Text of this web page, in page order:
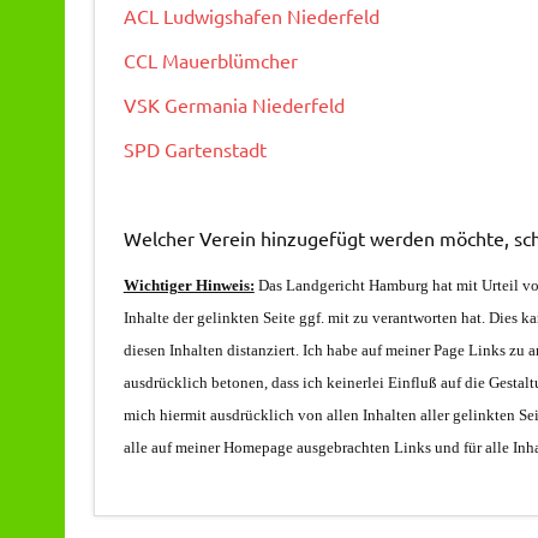
ACL Ludwigshafen Niederfeld
CCL Mauerblümcher
VSK Germania Niederfeld
SPD Gartenstadt
Welcher Verein hinzugefügt werden möchte,
Wichtiger Hinweis: Das Landgericht Hamburg hat mit Urteil
Inhalte der gelinkten Seite ggf. mit zu verantworten hat. Dies
diesen Inhalten distanziert. Ich habe auf meiner Page Links
ausdrücklich betonen, dass ich keinerlei Einfluß auf die
mich hiermit ausdrücklich von allen Inhalten aller gelinkten
alle auf meiner Homepage ausgebrachten Links und für alle